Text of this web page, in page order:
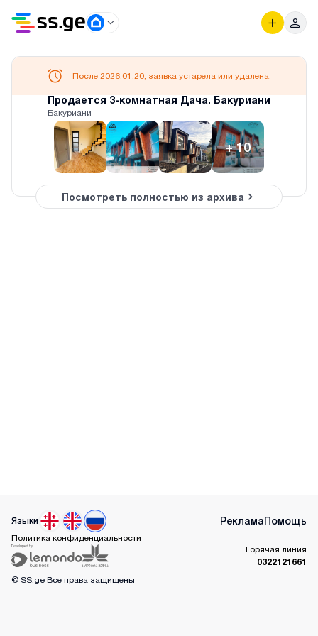
Продается 3-комнатная Дача. Бакуриани
Бакуриани
+10
После 2026.01.20, заявка устарела или удалена.
Посмотреть полностью из архива
Языки РекламаПомощь
Политика конфиденциальности
Горячая линия
0322121661
© SS.ge Все права защищены